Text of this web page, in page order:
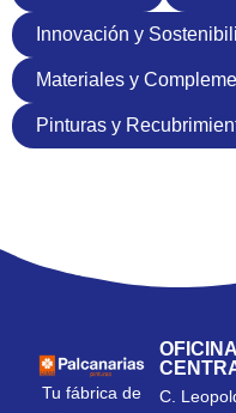
Innovación y
Materiales y
Pinturas y
Tu fábrica de
OFICINA
C.